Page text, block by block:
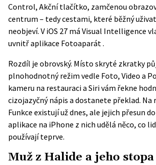
Control, Akční tlačítko, zamčenou
centrum – tedy cestami, které běžný
neobjeví. V iOS 27 má Visual Intelligence
uvnitř aplikace Fotoaparát.
Rozdíl je obrovský. Místo skryté zkratky
plnohodnotný režim vedle Foto, Video a
kameru na restauraci a Siri vám řekne
cizojazyčný nápis a dostanete překlad. Na
Funkce existují už dnes, ale jejich přesun
aplikace na iPhone z nich udělá něco, co
používají teprve.
Muž z Halide a jeho stopa